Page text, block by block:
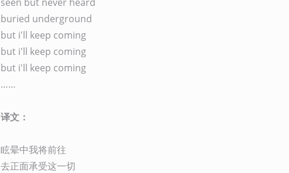
buried underground
but i'll keep coming
but i'll keep coming
but i'll keep coming
……
译文：
眩晕中我将前往
去正面承受这一切